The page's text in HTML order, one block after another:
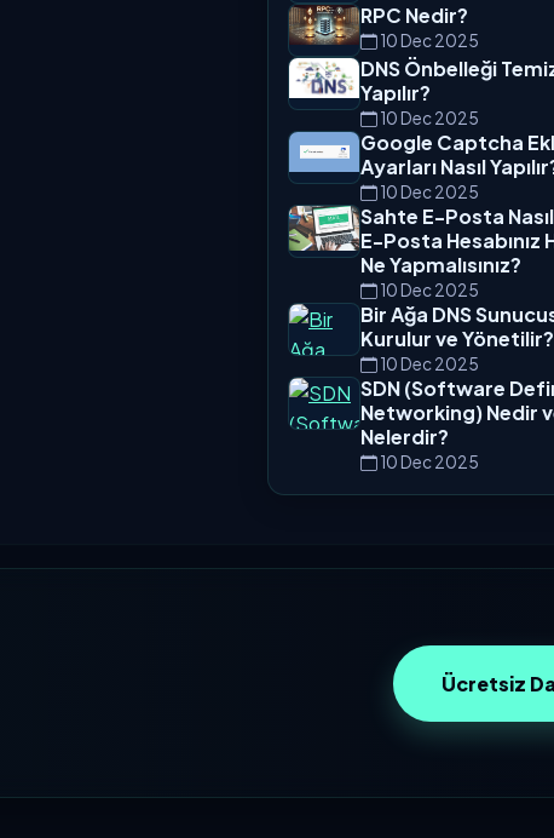
RPC Nedir?
10 Dec 2025
DNS Önbelleği
Yapılır?
10 Dec 2025
Google Captcha
Ayarları Nasıl
10 Dec 2025
Sahte E-Posta
E-Posta Hesabınız
Ne Yapmalısınız?
10 Dec 2025
Bir Ağa DNS
Kurulur ve Yönetilir?
10 Dec 2025
SDN (Software
Networking) Nedir
Nelerdir?
10 Dec 2025
Ücretsiz